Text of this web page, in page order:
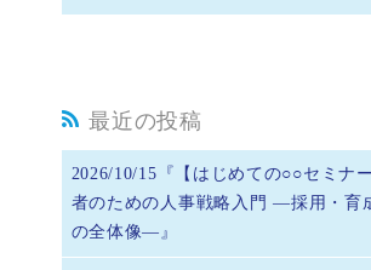
最近の投稿
2026/10/15『【はじめての○○セミナ
者のための人事戦略入門 ―採用・育
の全体像―』